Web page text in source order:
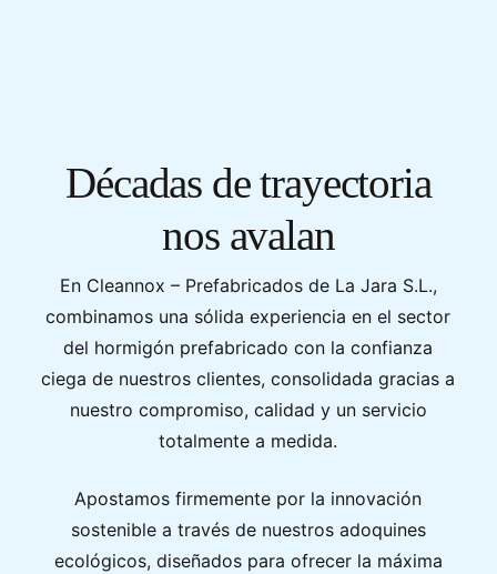
Décadas de trayectoria
nos avalan
En Cleannox – Prefabricados de La Jara S.L.,
combinamos una sólida experiencia en el sector
del hormigón prefabricado con la confianza
ciega de nuestros clientes, consolidada gracias a
nuestro compromiso, calidad y un servicio
totalmente a medida.
Apostamos firmemente por la innovación
sostenible a través de nuestros adoquines
ecológicos, diseñados para ofrecer la máxima